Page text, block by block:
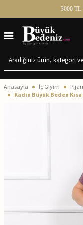
3000
Anasayfa İç Giyim
Kadın Büyük Beden